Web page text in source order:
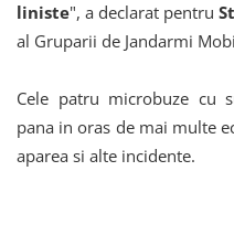
liniste", a declarat pentru
al Gruparii de Jandarmi
Cele patru microbuze cu
pana in oras de mai multe
aparea si alte incidente.